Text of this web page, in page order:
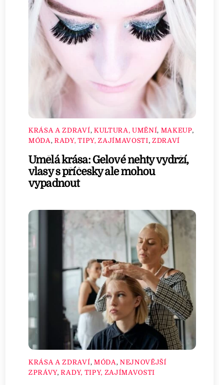
KRÁSA A ZDRAVÍ, KULTURA, UMĚNÍ, MAKEUP,
MÓDA ,RADY, TIPY, ZAJÍMAVOSTI,ZDRAVÍ
Umělá krása: Gelové nehty vydrží,
vlasy s příčesky ale mohou
vypadnout
KRÁSA A ZDRAVÍ, MÓDA , NEJNOVĚJŠÍ
ZPRÁVY,RADY, TIPY, ZAJÍMAVOSTI